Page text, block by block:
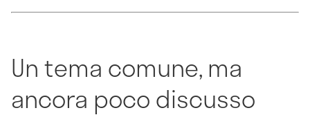
Un tema comune, ma
ancora poco discusso